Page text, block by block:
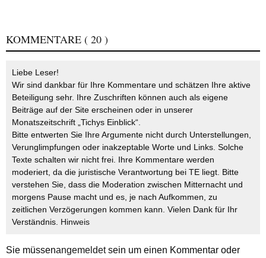
KOMMENTARE ( 20 )
Liebe Leser!
Wir sind dankbar für Ihre Kommentare und schätzen Ihre aktive
Beteiligung sehr. Ihre Zuschriften können auch als eigene
Beiträge auf der Site erscheinen oder in unserer
Monatszeitschrift „Tichys Einblick“.
Bitte entwerten Sie Ihre Argumente nicht durch Unterstellungen,
Verunglimpfungen oder inakzeptable Worte und Links. Solche
Texte schalten wir nicht frei. Ihre Kommentare werden
moderiert, da die juristische Verantwortung bei TE liegt. Bitte
verstehen Sie, dass die Moderation zwischen Mitternacht und
morgens Pause macht und es, je nach Aufkommen, zu
zeitlichen Verzögerungen kommen kann. Vielen Dank für Ihr
Verständnis. Hinweis
Sie müssenangemeldetsein um einen Kommentar oder